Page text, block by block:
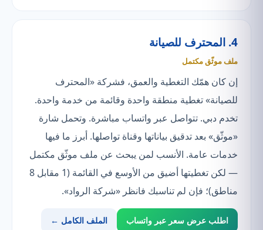
4. المحترف للصيانة
ملف موثّق مكتمل
إن كان همّك التغطية والعمق، فشركة «المحترف
للصيانة» تغطية منطقة واحدة وقائمة من خدمة واحدة.
تخدم دبي. تتواصل عبر واتساب مباشرة. وتحمل شارة
«موثّق» بعد تدقيق بياناتها وقناة تواصلها. أبرز ما فيها
خدمات عامة. الأنسب لمن يبحث عن ملف موثّق مكتمل
— لكن تغطيتها أضيق من الأوسع في القائمة (1 مقابل 8
مناطق)؛ فإن لم تناسبك فانظر «شركة الرواد».
اطلب عرض سعر عبر واتساب الملف الكامل ←